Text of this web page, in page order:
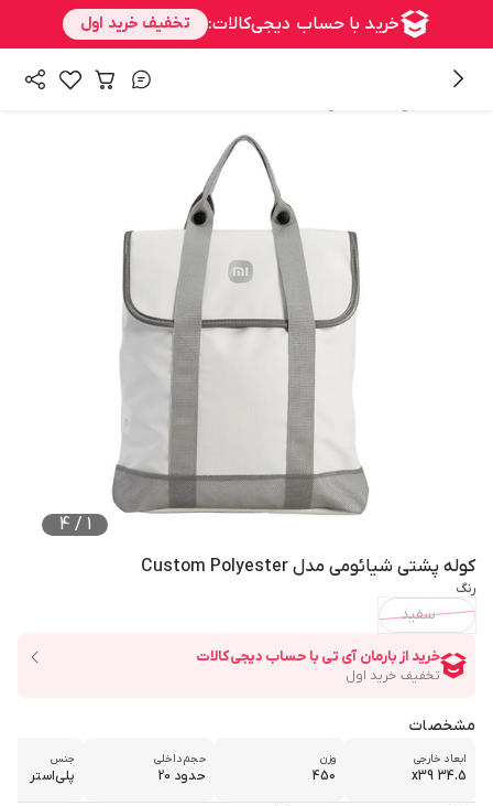
1
/
4
کوله پشتی شیائومی مدل Custom Polyester
رنگ
سفید
مشخصات
ابعاد خارجی
34.5 x39
وزن
450
حجم داخلی
حدود 20
جنس
پلی‌استر